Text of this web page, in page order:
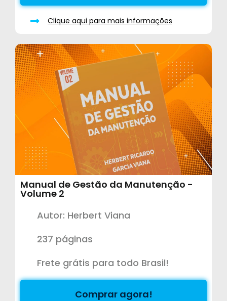
Clique aqui para mais informações
Manual de Gestão da Manutenção -
Volume 2
Autor: Herbert Viana
237 páginas
Frete grátis para todo Brasil!
Comprar agora!